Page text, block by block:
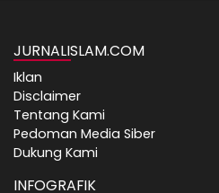
JURNALISLAM.COM
Iklan
Disclaimer
Tentang Kami
Pedoman Media Siber
Dukung Kami
INFOGRAFIK